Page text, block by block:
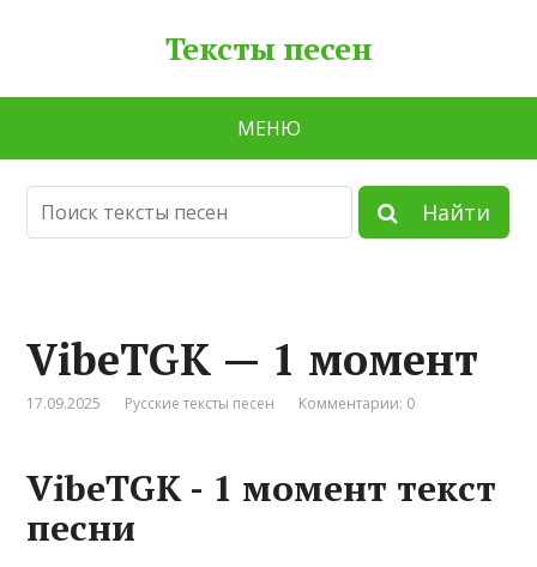
Тексты песен
МЕНЮ
Найти
VibеТGК — 1 мoмeнт
17.09.2025 Русские тексты песен Комментарии: 0
VibеТGК - 1 мoмeнт текст
песни